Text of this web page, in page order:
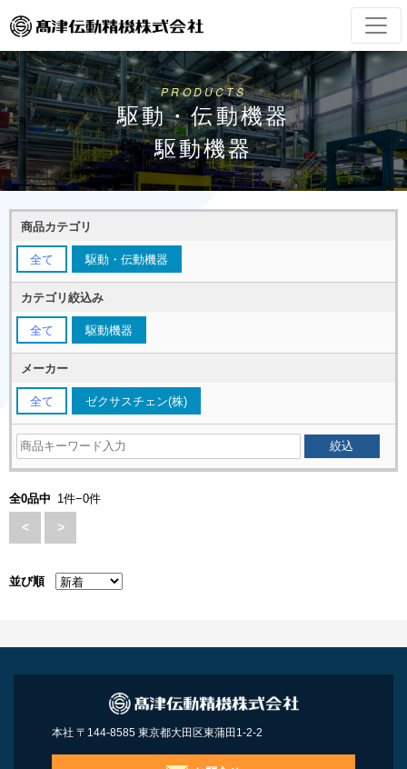
PRODUCTS
駆動・伝動機器
駆動機器
商品カテゴリ
全て 駆動・伝動機器
カテゴリ絞込み
全て 駆動機器
メーカー
全て ゼクサスチェン(株)
全0品中 1件−0件
< >
並び順
本社 〒144-8585 東京都大田区東蒲田1-2-2